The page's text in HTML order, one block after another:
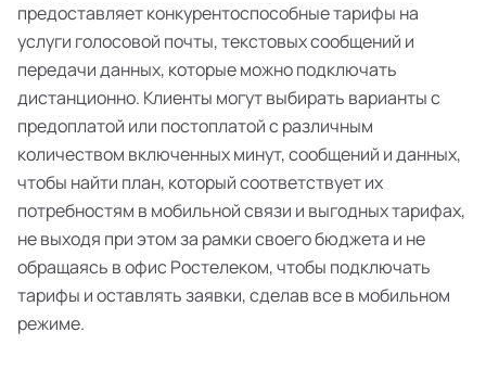
предоставляет конкурентоспособные тарифы на
услуги голосовой почты, текстовых сообщений и
передачи данных, которые можно подключать
дистанционно. Клиенты могут выбирать варианты с
предоплатой или постоплатой с различным
количеством включенных минут, сообщений и данных,
чтобы найти план, который соответствует их
потребностям в мобильной связи и выгодных тарифах,
не выходя при этом за рамки своего бюджета и не
обращаясь в офис Ростелеком, чтобы подключать
тарифы и оставлять заявки, сделав все в мобильном
режиме.